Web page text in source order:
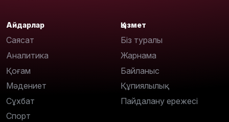
Айдарлар
Саясат
Аналитика
Қоғам
Мәдениет
Сұхбат
Спорт
Қызмет
Біз туралы
Жарнама
Байланыс
Құпиялылық
Пайдалану ережесі